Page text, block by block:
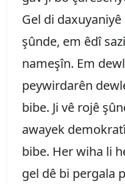
Gel di
şûnde, em êdî
nameşîn. Em
peywirdarên
bibe. Ji vê rojê
awayek
bibe. Her wiha li
gel dê bi pergala